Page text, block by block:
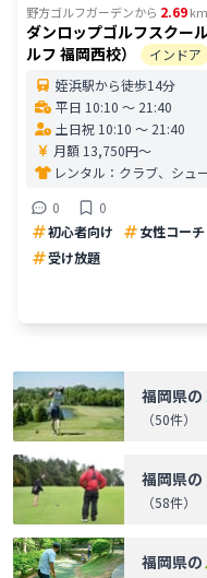
野方ゴルフガーデンから 2.69km
ダンロップゴルフスクー
ルフ 福岡西校）
インドア
姪浜駅から徒歩14分
平日 10:10 〜 21:40
土日祝 10:10 〜 21:40
月額 13,750円〜
レンタル： クラブ、シュ
0
0
初心者向け
女性コーチ
受け放題
福岡県の
（50件）
福岡県の
（58件）
福岡県の